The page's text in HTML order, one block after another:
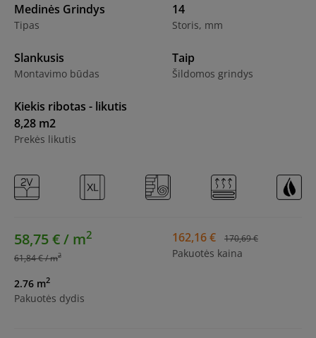
Medinės Grindys
Tipas
14
Storis, mm
Slankusis
Montavimo būdas
Taip
Šildomos grindys
Kiekis ribotas - likutis
8,28 m2
Prekės likutis
58,75 € / m2
61,84 € / m2
162,16 € 170,69 €
Pakuotės kaina
2.76 m2
Pakuotės dydis